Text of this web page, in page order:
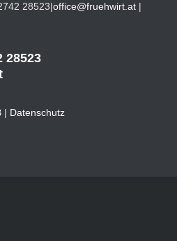
28523|office@fruehwirt.at|
28523
| Datenschutz